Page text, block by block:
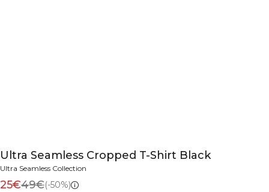
Ultra Seamless Cropped T-Shirt Black
Ultra Seamless Collection
25€49€(-50%)